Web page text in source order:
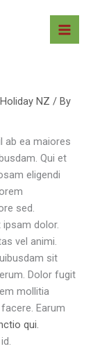
NZ / By
ab ea maiores
Qui et
eligendi
sed.
ipsam dolor.
vel animi.
sit
Dolor fugit
mollitia
Earum
qui.